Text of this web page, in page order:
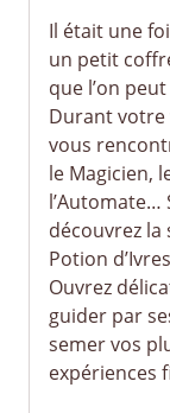
Il était une
un petit
que l’on
Durant votre
vous
le Magicien,
l’Automate…
découvrez la
Potion
Ouvrez
guider par
semer vos
expériences